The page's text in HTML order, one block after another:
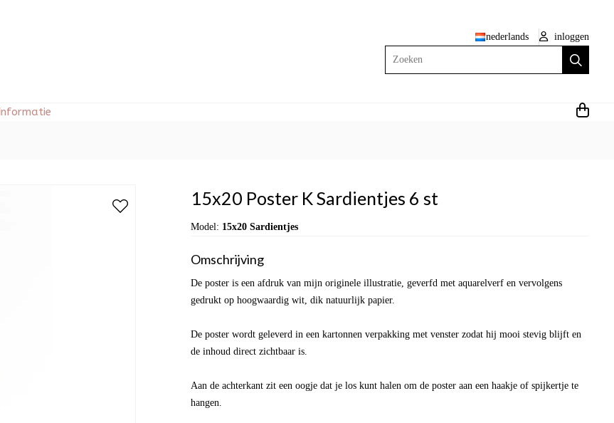
nederlands
inloggen
Zoeken
Informatie
15x20 Poster K Sardientjes 6 st
Model: 15x20 Sardientjes
Omschrijving
De poster is een afdruk van mijn originele illustratie, geverfd met aquarelverf en vervolgens
gedrukt op hoogwaardig wit, dik natuurlijk papier.
De poster wordt geleverd in een kartonnen verpakking met venster zodat hij mooi stevig blijft en
de inhoud direct zichtbaar is.
Aan de achterkant zit een oogje dat je los kunt halen om de poster aan een haakje of spijkertje te
hangen.